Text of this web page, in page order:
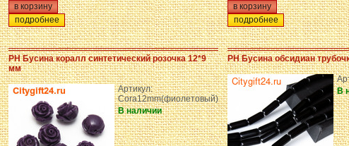
подробнее подробнее
PH Бусина коралл синтетический розочка 12*9
мм
Артикул:
Cora12mm(фиолетовый)
В наличии
PH Бусина обсидиан
В